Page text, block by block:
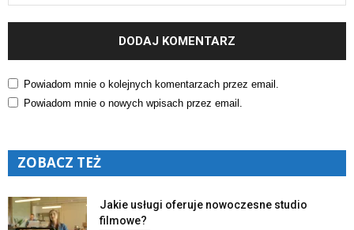
Powiadom mnie o kolejnych komentarzach przez email.
Powiadom mnie o nowych wpisach przez email.
ZOBACZ TEŻ
Jakie usługi oferuje nowoczesne studio
filmowe?